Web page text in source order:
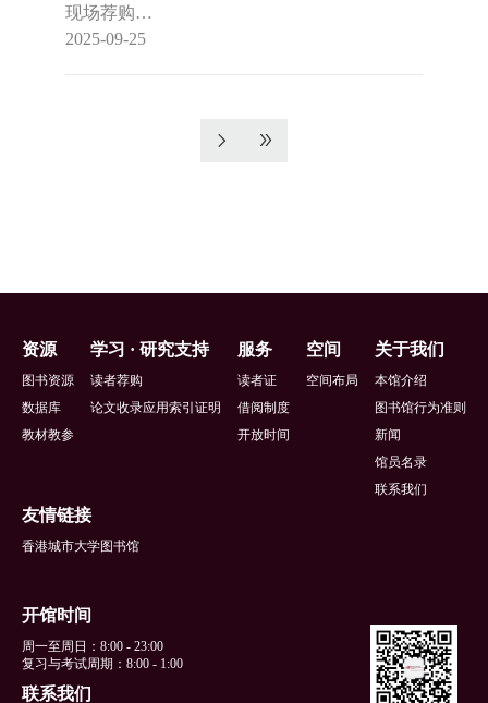
现场荐购…
2025-09-25
分
页
脚
资源
图书资源
数据库
教材教参
学习 · 研究支持
读者荐购
论文收录应用索引证明
服务
读者证
借阅制度
开放时间
空间
空间布局
关于我们
本馆介绍
图书馆行为准则
新闻
馆员名录
联系我们
友情链接
香港城市大学图书馆
开馆时间
周一至周日：8:00 - 23:00
复习与考试周期：8:00 - 1:00
联系我们